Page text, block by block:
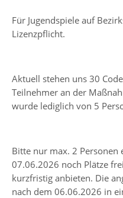
Für Jugendspiele auf
Lizenzpflicht.
Aktuell stehen uns 30
Teilnehmer an der
wurde lediglich von 5
Bitte nur max. 2 Personen
07.06.2026 noch Plätze
kurzfristig anbieten. Die
nach dem 06.06.2026 in